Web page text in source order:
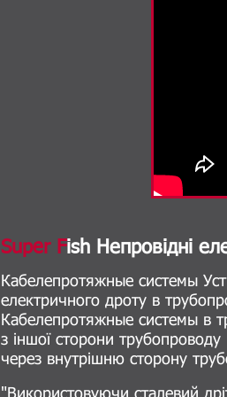
Super Fish Непровідні
Кабелепротяжные системы
електричного дроту в
Кабелепротяжные системы в
з іншої сторони
через внутрішню сторону